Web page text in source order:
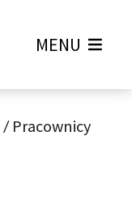
MENU
/ Pracownicy